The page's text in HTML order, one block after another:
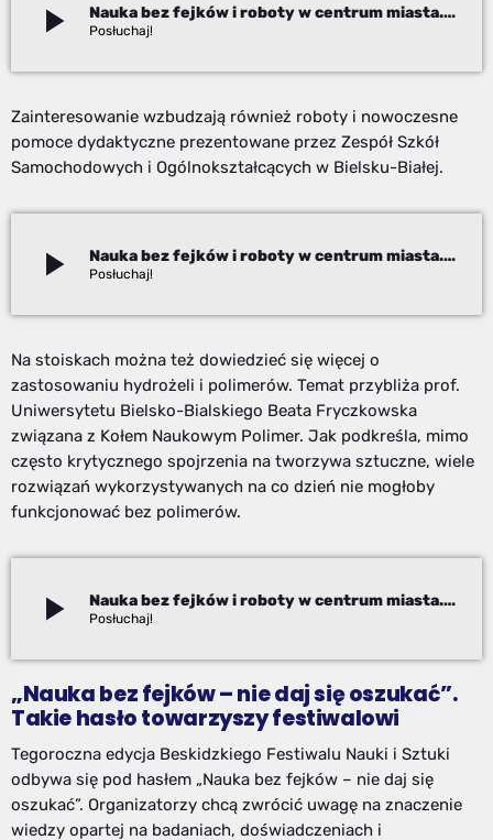
play_arrow Nauka bez fejków i roboty w centrum miasta. Piknik naukowy przyciągnął tłumy do Parku Słowackiego
Zainteresowanie wzbudzają również roboty i nowoczesne
pomoce dydaktyczne prezentowane przez Zespół Szkół
Samochodowych i Ogólnokształcących w Bielsku-Białej.
play_arrow Nauka bez fejków i roboty w centrum miasta. Piknik naukowy przyciągnął tłumy do Parku Słowackiego
Na stoiskach można też dowiedzieć się więcej o
zastosowaniu hydrożeli i polimerów. Temat przybliża prof.
Uniwersytetu Bielsko-Bialskiego Beata Fryczkowska
związana z Kołem Naukowym Polimer. Jak podkreśla, mimo
często krytycznego spojrzenia na tworzywa sztuczne, wiele
rozwiązań wykorzystywanych na co dzień nie mogłoby
funkcjonować bez polimerów.
play_arrow Nauka bez fejków i roboty w centrum miasta. Piknik naukowy przyciągnął tłumy do Parku Słowackiego
„Nauka bez fejków – nie daj się oszukać”.
Takie hasło towarzyszy festiwalowi
Tegoroczna edycja Beskidzkiego Festiwalu Nauki i Sztuki
odbywa się pod hasłem „Nauka bez fejków – nie daj się
oszukać”. Organizatorzy chcą zwrócić uwagę na znaczenie
wiedzy opartej na badaniach, doświadczeniach i